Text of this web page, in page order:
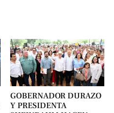
GOBERNADOR DURAZO
Y PRESIDENTA